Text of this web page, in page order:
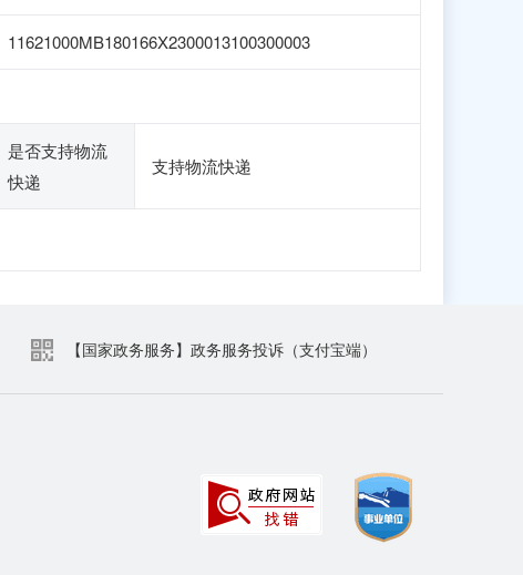
11621000MB180166X2300013100300003
是否支持物流
快递
支持物流快递
【国家政务服务】政务服务投诉（支付宝端）